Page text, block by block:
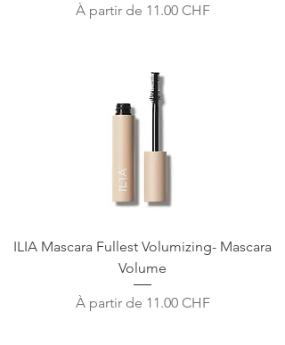
À partir de 11.00 CHF
Prix promotionnel
ILIA Mascara Fullest Volumizing- Mascara
Volume
À partir de 11.00 CHF
Prix promotionnel